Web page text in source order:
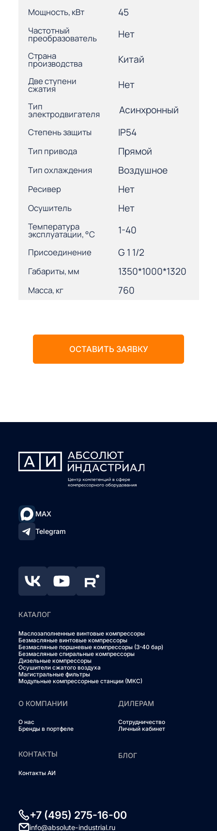
Мощность, кВт 45
Частотный
преобразователь Нет
Страна
производства Китай
Две ступени
сжатия Нет
Тип
электродвигателя Асинхронный
Степень защиты IP54
Тип привода Прямой
Тип охлаждения Воздушное
Ресивер Нет
Осушитель Нет
Температура
эксплуатации, °С 1-40
Присоединение G 1 1/2
Габариты, мм 1350*1000*1320
Масса, кг 760
ОСТАВИТЬ ЗАЯВКУ
MAX
Telegram
КАТАЛОГ
Маслозаполненные винтовые компрессоры
Безмасляные винтовые компрессоры
Безмасляные поршневые компрессоры (3-40 бар)
Безмасляные спиральные компрессоры
Дизельные компрессоры
Осушители сжатого воздуха
Магистральные фильтры
Модульные компрессорные станции (МКС)
О КОМПАНИИ
О нас
Бренды в портфеле
ДИЛЕРАМ
Сотрудничество
Личный кабинет
КОНТАКТЫ
Контакты АИ
БЛОГ
+7 (495) 275-16-00
info@absolute-industrial.ru